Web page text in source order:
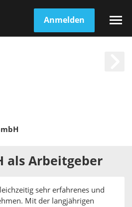
Anmelden
als Arbeitgeber
sehr erfahrenes und
Mit der langjährigen